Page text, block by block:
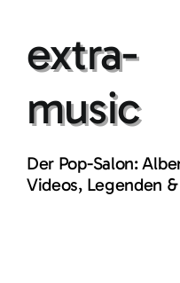
contentextra-
music
Der Pop-Salon:
Videos, Legenden